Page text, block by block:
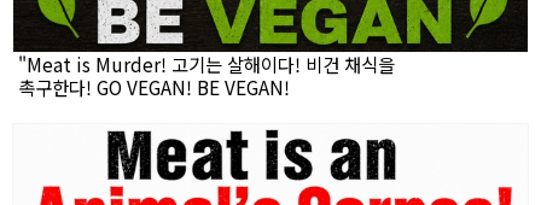
"Meat is Murder! 고기는 살해이다! 비건 채식을
촉구한다! GO VEGAN! BE VEGAN!